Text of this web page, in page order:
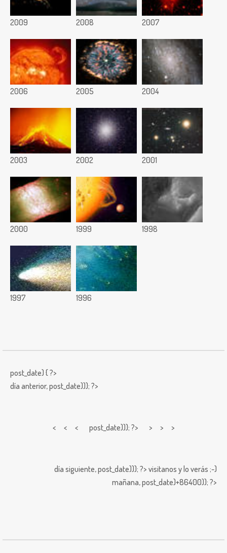
2009 2008 2007
2006 2005 2004
2003 2002 2001
2000 1999 1998
1997 1996
post_date) { ?>
día anterior,post_date))); ?>
< < < post_date))); ?> > > >
día siguiente,post_date))); ?> visitanos y lo verás ;-)
mañana,post_date)+86400)); ?>